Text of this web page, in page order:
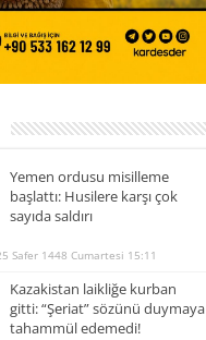
Yemen ordusu misilleme
başlattı: Husilere karşı çok
sayıda saldırı
Safer 1448 Cumartesi 15:11
Kazakistan laikliğe kurban
gitti: “Şeriat” sözünü duymaya
tahammül edemedi!